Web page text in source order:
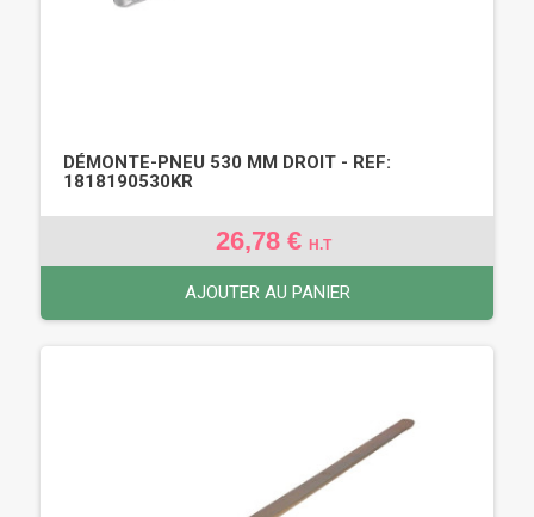
DÉMONTE-PNEU 530 MM DROIT - REF:
1818190530KR
26,78 € H.T
AJOUTER AU PANIER